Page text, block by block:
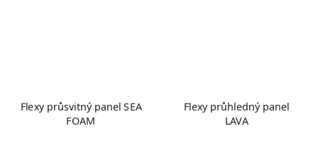
Flexy průsvitný panel SEA
FOAM
Flexy průhledný panel
LAVA